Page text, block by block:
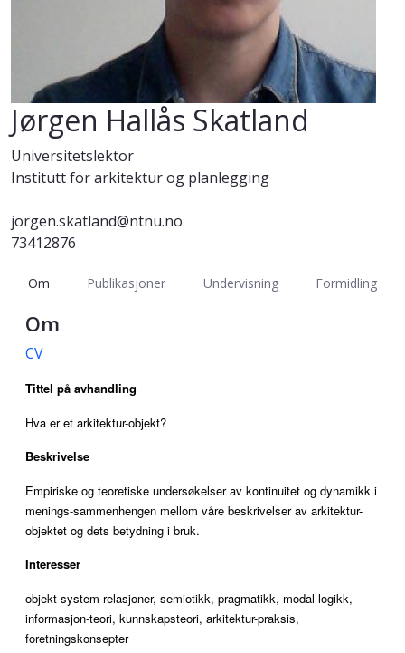
Jørgen Hallås Skatland
Universitetslektor
Institutt for arkitektur og planlegging
jorgen.skatland@ntnu.no
73412876
Om Publikasjoner Undervisning Formidling
Om
CV
Tittel på avhandling
Hva er et arkitektur-objekt?
Beskrivelse
Empiriske og teoretiske undersøkelser av kontinuitet og dynamikk i
menings-sammenhengen mellom våre beskrivelser av arkitektur-
objektet og dets betydning i bruk.
Interesser
objekt-system relasjoner, semiotikk, pragmatikk, modal logikk,
informasjon-teori, kunnskapsteori, arkitektur-praksis,
foretningskonsepter